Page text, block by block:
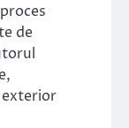
de
exterior